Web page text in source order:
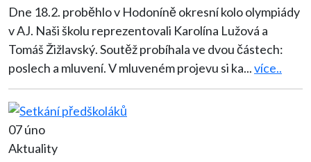
Dne 18.2. proběhlo v Hodoníně okresní kolo olympiády
v AJ. Naši školu reprezentovali Karolína Lužová a
Tomáš Žižlavský. Soutěž probíhala ve dvou částech:
poslech a mluvení. V mluveném projevu si ka...více..
07 úno
Aktuality